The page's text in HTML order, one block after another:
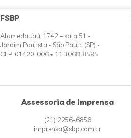
FSBP
Alameda Jaú, 1742 – sala 51 -
Jardim Paulista - São Paulo (SP) -
CEP: 01420-006 • 11 3068-8595
Assessoria de Imprensa
(21) 2256-6856
imprensa@sbp.com.br